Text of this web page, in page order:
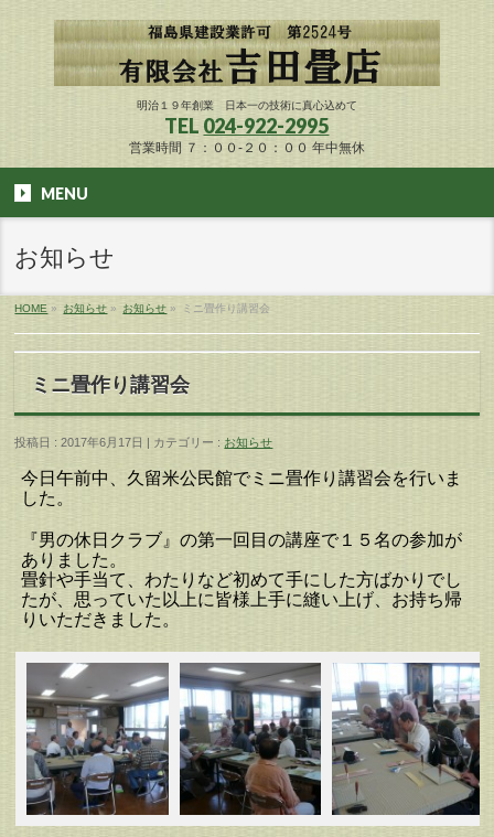
明治１９年創業 日本一の技術に真心込めて
TEL 024-922-2995
営業時間 ７：００-２０：００ 年中無休
MENU
お知らせ
HOME » お知らせ » お知らせ » ミニ畳作り講習会
ミニ畳作り講習会
投稿日 : 2017年6月17日 | カテゴリー : お知らせ
今日午前中、久留米公民館でミニ畳作り講習会を行いま
した。
『男の休日クラブ』の第一回目の講座で１５名の参加が
ありました。
畳針や手当て、わたりなど初めて手にした方ばかりでし
たが、思っていた以上に皆様上手に縫い上げ、お持ち帰
りいただきました。